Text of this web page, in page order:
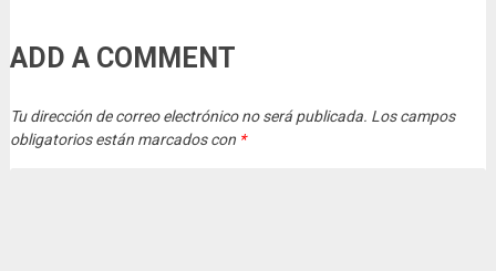
ADD A COMMENT
Tu dirección de correo electrónico no será publicada. Los campos
obligatorios están marcados con *